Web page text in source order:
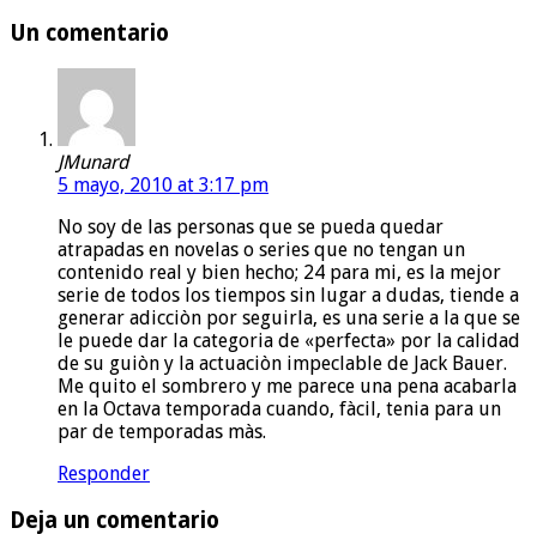
Un comentario
JMunard
5 mayo, 2010 at 3:17 pm
No soy de las personas que se pueda quedar
atrapadas en novelas o series que no tengan un
contenido real y bien hecho; 24 para mi, es la mejor
serie de todos los tiempos sin lugar a dudas, tiende a
generar adicciòn por seguirla, es una serie a la que se
le puede dar la categoria de «perfecta» por la calidad
de su guiòn y la actuaciòn impeclable de Jack Bauer.
Me quito el sombrero y me parece una pena acabarla
en la Octava temporada cuando, fàcil, tenia para un
par de temporadas màs.
Responder
Deja un comentario